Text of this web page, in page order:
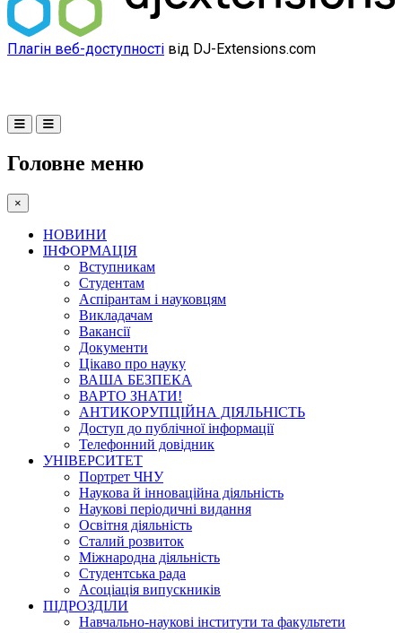
Плагін веб-доступності від DJ-Extensions.com
Головне меню
×
НОВИНИ
ІНФОРМАЦІЯ
Вступникам
Студентам
Аспірантам і науковцям
Викладачам
Вакансії
Документи
Цікаво про науку
ВАША БЕЗПЕКА
ВАРТО ЗНАТИ!
АНТИКОРУПЦІЙНА ДІЯЛЬНІСТЬ
Доступ до публічної інформації
Телефонний довідник
УНІВЕРСИТЕТ
Портрет ЧНУ
Наукова й інноваційна діяльність
Наукові періодичні видання
Освітня діяльність
Сталий розвиток
Міжнародна діяльність
Студентська рада
Асоціація випускників
ПІДРОЗДІЛИ
Навчально-наукові інститути та факультети